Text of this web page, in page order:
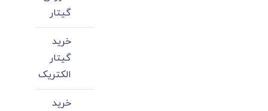
گیتار
خرید
گیتار
الکتریک
خرید